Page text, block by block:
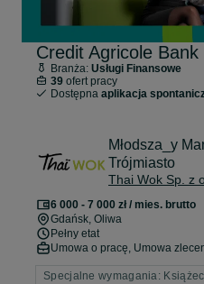
Credit Agricole
Branża: Usługi Finansowe
39ofert pracy
Dostępna aplikacja
Młodsza_y
Trójmiasto
Thai Wok Sp. z
6 000 - 7 000 zł / mies. brutto
Gdańsk, Oliwa
Pełny etat
Umowa o pracę, Umowa
Specjalne wymagania: